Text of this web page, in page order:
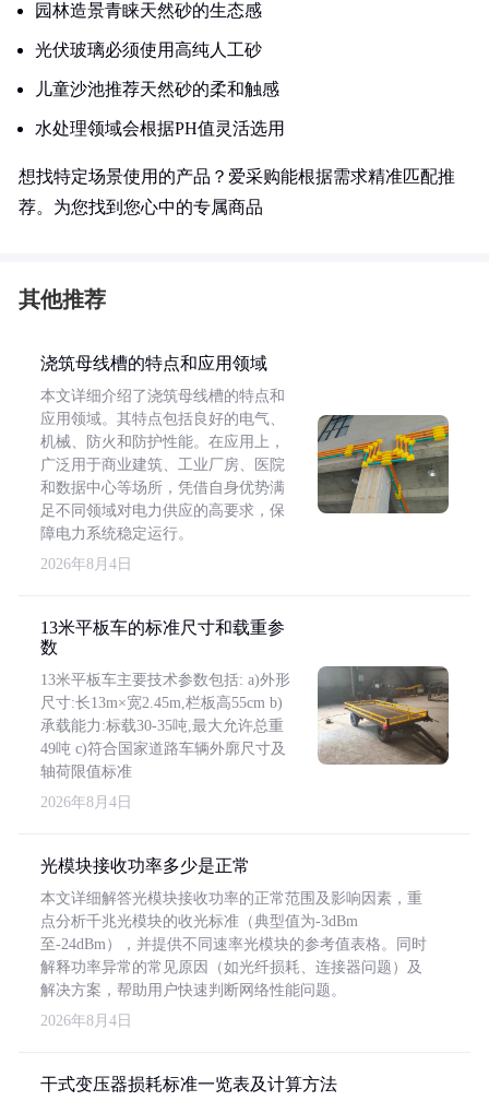
园林造景青睐天然砂的生态感
光伏玻璃必须使用高纯人工砂
儿童沙池推荐天然砂的柔和触感
水处理领域会根据PH值灵活选用
想找特定场景使用的产品？爱采购能根据需求精准匹配推
荐。为您找到您心中的专属商品
其他推荐
浇筑母线槽的特点和应用领域
本文详细介绍了浇筑母线槽的特点和
应用领域。其特点包括良好的电气、
机械、防火和防护性能。在应用上，
广泛用于商业建筑、工业厂房、医院
和数据中心等场所，凭借自身优势满
足不同领域对电力供应的高要求，保
障电力系统稳定运行。
2026年8月4日
13米平板车的标准尺寸和载重参
数
13米平板车主要技术参数包括: a)外形
尺寸:长13m×宽2.45m,栏板高55cm b)
承载能力:标载30-35吨,最大允许总重
49吨 c)符合国家道路车辆外廓尺寸及
轴荷限值标准
2026年8月4日
光模块接收功率多少是正常
本文详细解答光模块接收功率的正常范围及影响因素，重
点分析千兆光模块的收光标准（典型值为-3dBm
至-24dBm），并提供不同速率光模块的参考值表格。同时
解释功率异常的常见原因（如光纤损耗、连接器问题）及
解决方案，帮助用户快速判断网络性能问题。
2026年8月4日
干式变压器损耗标准一览表及计算方法